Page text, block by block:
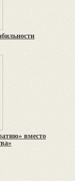
вместо